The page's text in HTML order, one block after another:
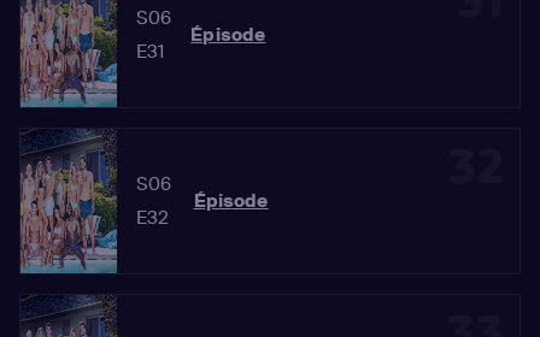
S06
E31
Épisode
S06
E32
Épisode